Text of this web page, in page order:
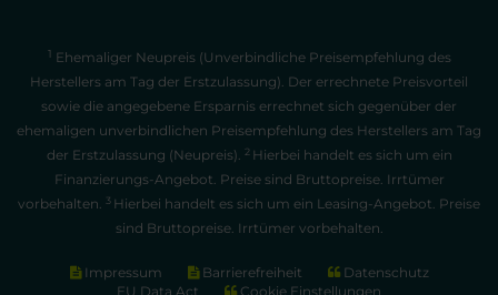
1 Ehemaliger Neupreis (Unverbindliche Preisempfehlung des
Herstellers am Tag der Erstzulassung). Der errechnete Preisvorteil
sowie die angegebene Ersparnis errechnet sich gegenüber der
ehemaligen unverbindlichen Preisempfehlung des Herstellers am Tag
der Erstzulassung (Neupreis). 2 Hierbei handelt es sich um ein
Finanzierungs-Angebot. Preise sind Bruttopreise. Irrtümer
vorbehalten. 3 Hierbei handelt es sich um ein Leasing-Angebot. Preise
sind Bruttopreise. Irrtümer vorbehalten.
Impressum Barrierefreiheit
Datenschutz
EU Data Act
Cookie Einstellungen